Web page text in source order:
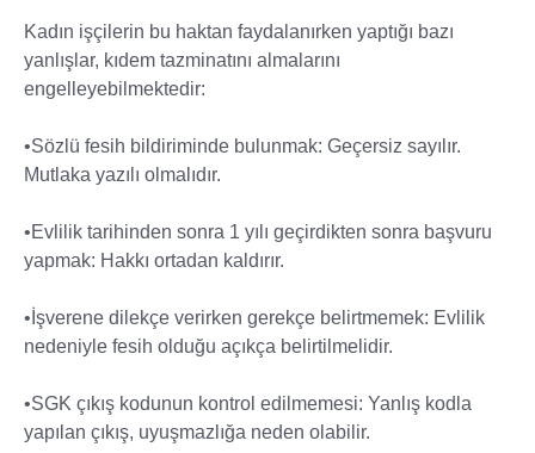
Kadın işçilerin bu haktan faydalanırken yaptığı bazı
yanlışlar, kıdem tazminatını almalarını
engelleyebilmektedir:
•Sözlü fesih bildiriminde bulunmak: Geçersiz sayılır.
Mutlaka yazılı olmalıdır.
•Evlilik tarihinden sonra 1 yılı geçirdikten sonra başvuru
yapmak: Hakkı ortadan kaldırır.
•İşverene dilekçe verirken gerekçe belirtmemek: Evlilik
nedeniyle fesih olduğu açıkça belirtilmelidir.
•SGK çıkış kodunun kontrol edilmemesi: Yanlış kodla
yapılan çıkış, uyuşmazlığa neden olabilir.